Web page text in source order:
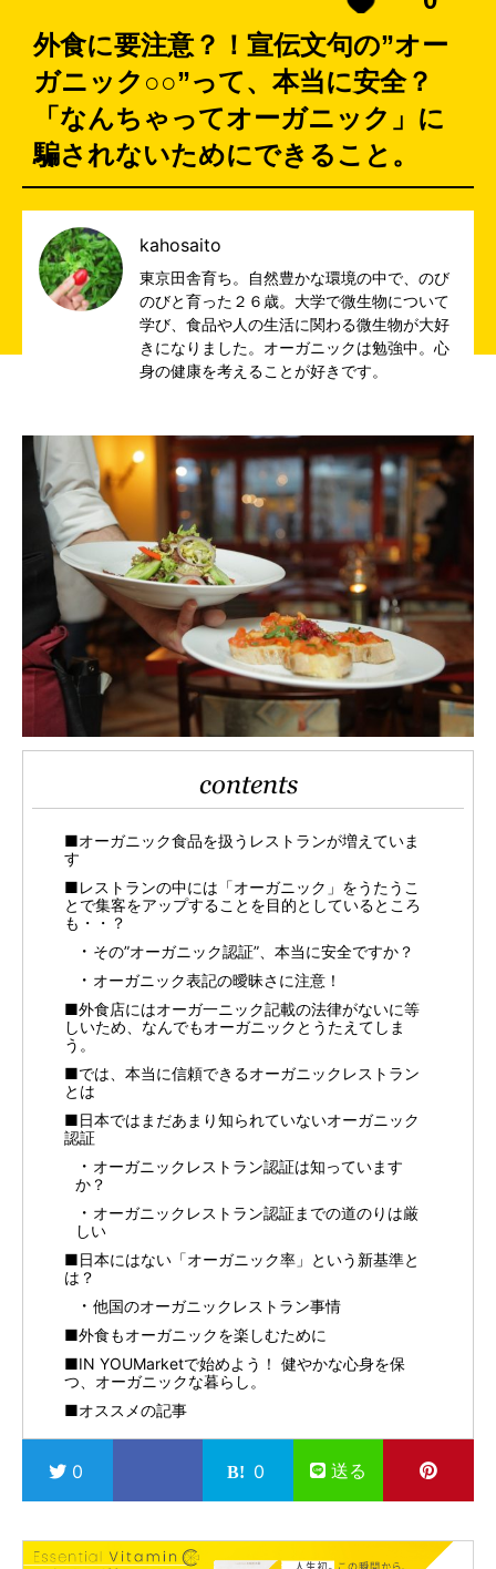
外食に要注意？！宣伝文句の”オー
ガニック○○”って、本当に安全？
「なんちゃってオーガニック」に
騙されないためにできること。
kahosaito
東京田舎育ち。自然豊かな環境の中で、のび
のびと育った２６歳。大学で微生物について
学び、食品や人の生活に関わる微生物が大好
きになりました。オーガニックは勉強中。心
身の健康を考えることが好きです。
contents
■オーガニック食品を扱うレストランが増えていま
す
■レストランの中には「オーガニック」をうたうこ
とで集客をアップすることを目的としているところ
も・・？
その”オーガニック認証”、本当に安全ですか？
オーガニック表記の曖昧さに注意！
■外食店にはオーガ一ニック記載の法律がないに等
しいため、なんでもオーガニックとうたえてしま
う。
■では、本当に信頼できるオーガニックレストラン
とは
■日本ではまだあまり知られていないオーガニック
認証
オーガニックレストラン認証は知っています
か？
オーガニックレストラン認証までの道のりは厳
しい
■日本にはない「オーガニック率」という新基準と
は？
他国のオーガニックレストラン事情
■外食もオーガニックを楽しむために
■IN YOUMarketで始めよう！ 健やかな心身を保
つ、オーガニックな暮らし。
■オススメの記事
0 0 送る